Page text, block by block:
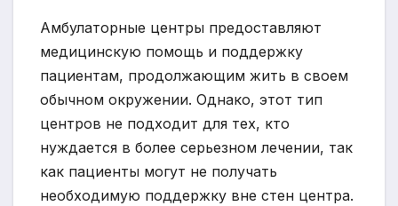
Амбулаторные центры предоставляют
медицинскую помощь и поддержку
пациентам, продолжающим жить в своем
обычном окружении. Однако, этот тип
центров не подходит для тех, кто
нуждается в более серьезном лечении, так
как пациенты могут не получать
необходимую поддержку вне стен центра.